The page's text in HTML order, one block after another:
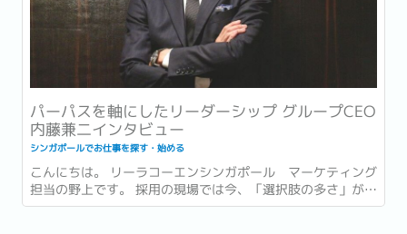
パーパスを軸にしたリーダーシップ グループCEO
内藤兼二インタビュー
シンガポールでお仕事を探す・始める
こんにちは。 リーラコーエンシンガポール マーケティング
担当の野上です。 採用の現場では今、「選択肢の多さ」が新
たな難しさとして語られるようになっています。...